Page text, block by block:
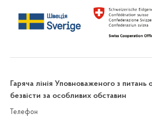
Гаряча лінія Уповноваженого з питань
безвісти за особливих обставин
Телефон